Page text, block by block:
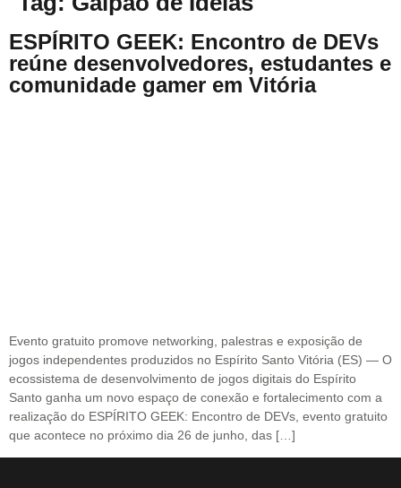
ESPÍRITO GEEK: Encontro de DEVs
reúne desenvolvedores, estudantes e
comunidade gamer em Vitória
Evento gratuito promove networking, palestras e exposição de
jogos independentes produzidos no Espírito Santo Vitória (ES) — O
ecossistema de desenvolvimento de jogos digitais do Espírito
Santo ganha um novo espaço de conexão e fortalecimento com a
realização do ESPÍRITO GEEK: Encontro de DEVs, evento gratuito
que acontece no próximo dia 26 de junho, das […]